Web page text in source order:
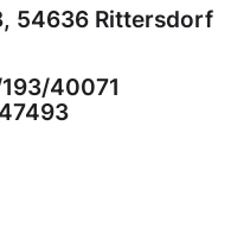
54636 Rittersdorf
40071